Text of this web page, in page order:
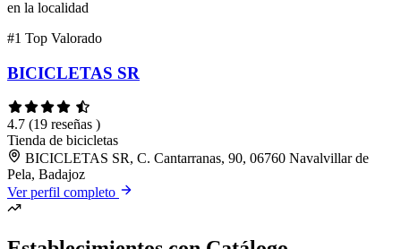
en la localidad
#1 Top Valorado
BICICLETAS SR
4.7 (19 reseñas )
Tienda de bicicletas
BICICLETAS SR, C. Cantarranas, 90, 06760 Navalvillar de
Pela, Badajoz
Ver perfil completo